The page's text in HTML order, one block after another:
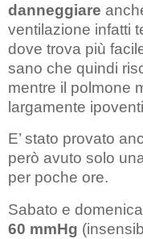
danneggiare
ventilazione infatti
dove trova più
sano che quindi
mentre il polmone
largamente
E’ stato provato
però avuto solo
per poche ore.
Sabato e domenica
60 mmHg